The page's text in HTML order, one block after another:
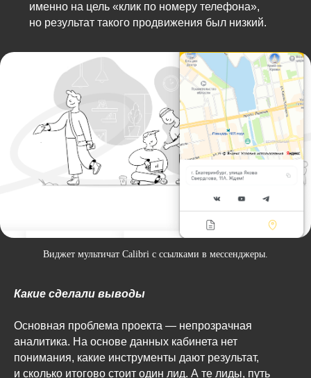
именно на цель «клик по номеру телефона»,
но результат такого продвижения был низкий.
Виджет мультичат Calibri с ссылками в мессенджеры.
Какие сделали выводы
Основная проблема проекта — непрозрачная
аналитика. На основе данных кабинета нет
понимания, какие инструменты дают результат,
и сколько итогово стоит один лид. А те лиды, путь